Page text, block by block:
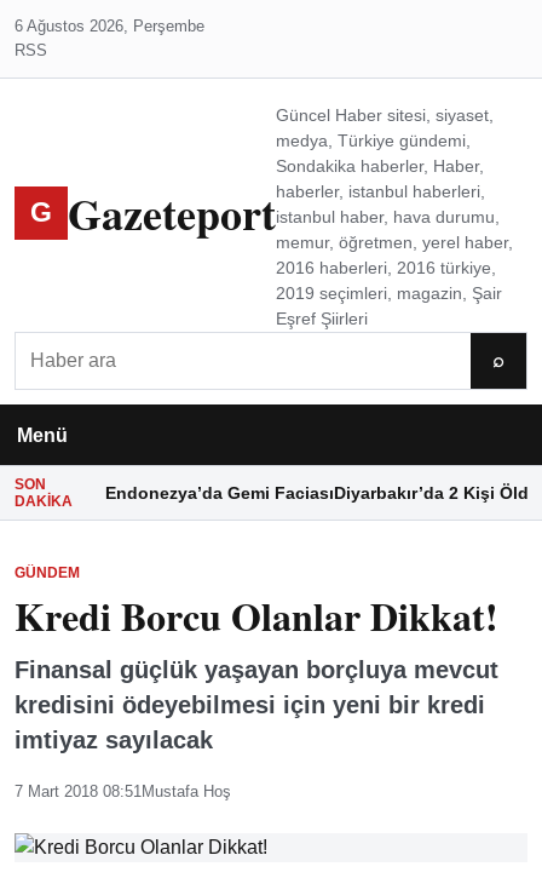
6 Ağustos 2026, Perşembe
RSS
G Gazeteport
Güncel Haber sitesi, siyaset,
medya, Türkiye gündemi,
Sondakika haberler, Haber,
haberler, istanbul haberleri,
istanbul haber, hava durumu,
memur, öğretmen, yerel haber,
2016 haberleri, 2016 türkiye,
2019 seçimleri, magazin, Şair
Eşref Şiirleri
⌕
Menü
SON
DAKIKA
Endonezya’da Gemi FaciasıDiyarbakır’da 2 Kişi Öldü
GÜNDEM
Kredi Borcu Olanlar Dikkat!
Finansal güçlük yaşayan borçluya mevcut
kredisini ödeyebilmesi için yeni bir kredi
imtiyaz sayılacak
7 Mart 2018 08:51Mustafa Hoş